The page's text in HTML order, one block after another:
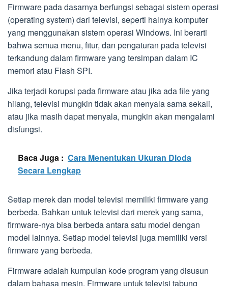
Firmware pada dasarnya berfungsi sebagai sistem operasi
(operating system) dari televisi, seperti halnya komputer
yang menggunakan sistem operasi Windows. Ini berarti
bahwa semua menu, fitur, dan pengaturan pada televisi
terkandung dalam firmware yang tersimpan dalam IC
memori atau Flash SPI.
Jika terjadi korupsi pada firmware atau jika ada file yang
hilang, televisi mungkin tidak akan menyala sama sekali,
atau jika masih dapat menyala, mungkin akan mengalami
disfungsi.
Baca Juga : Cara Menentukan Ukuran Dioda
Secara Lengkap
Setiap merek dan model televisi memiliki firmware yang
berbeda. Bahkan untuk televisi dari merek yang sama,
firmware-nya bisa berbeda antara satu model dengan
model lainnya. Setiap model televisi juga memiliki versi
firmware yang berbeda.
Firmware adalah kumpulan kode program yang disusun
dalam bahasa mesin. Firmware untuk televisi tabung